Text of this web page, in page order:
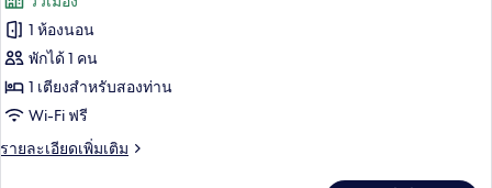
ซิงเกิล,
ปลอด
บุหรี่
ทั้งหมด
ของ
ห้อง
สแตนดาร์ด
ซิงเกิล,
1 ห้องนอน
พักได้ 1 คน
1 เตียงสำหรับสองท่าน
Wi-Fi ฟรี
รายละเอียดเพิ่มเติม
ราย